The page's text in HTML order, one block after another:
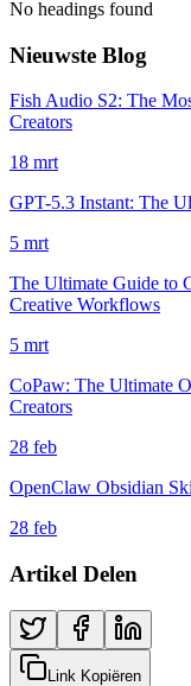
No headings found
Nieuwste Blog
Fish Audio S2: The
Creators
18 mrt
GPT-5.3 Instant: The
5 mrt
The Ultimate Guide to
Creative Workflows
5 mrt
CoPaw: The Ultimate
Creators
28 feb
OpenClaw Obsidian
28 feb
Artikel Delen
Link Kopiëren